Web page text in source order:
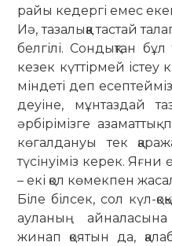
райы кедергі емес
Иә, та­залыққа тастай
белгілі. Сондықтан
кезек күттірмей істеу
міндеті деп
деуіне, мұнтаздай
әрбірімізге
көгалдануы тек
түсі­нуіміз керек. Яғни
– екі қол көмекпен
Біле білсек, сол күл-
ауланың айналасына
жинап қоятын да,